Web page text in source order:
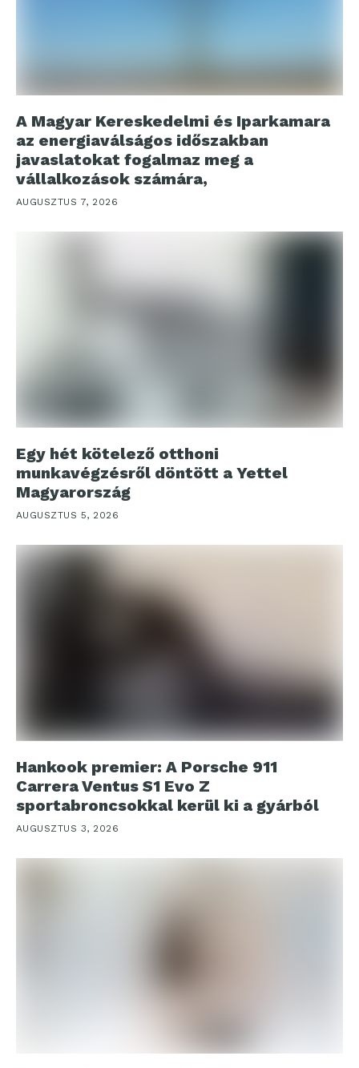
A Magyar Kereskedelmi és Iparkamara
az energiaválságos időszakban
javaslatokat fogalmaz meg a
vállalkozások számára,
AUGUSZTUS 7, 2026
Egy hét kötelező otthoni
munkavégzésről döntött a Yettel
Magyarország
AUGUSZTUS 5, 2026
Hankook premier: A Porsche 911
Carrera Ventus S1 Evo Z
sportabroncsokkal kerül ki a gyárból
AUGUSZTUS 3, 2026